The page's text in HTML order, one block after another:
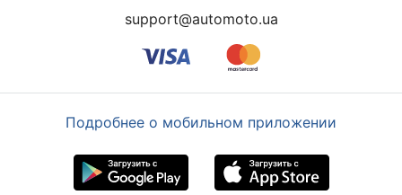
support@automoto.ua
Подробнее о мобильном приложении